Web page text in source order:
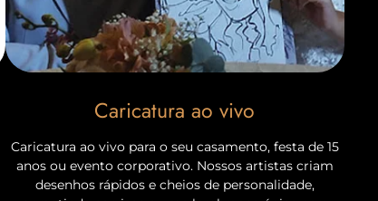
Caricatura ao vivo
Caricatura ao vivo para o seu casamento, festa de 15
anos ou evento corporativo. Nossos artistas criam
desenhos rápidos e cheios de personalidade,